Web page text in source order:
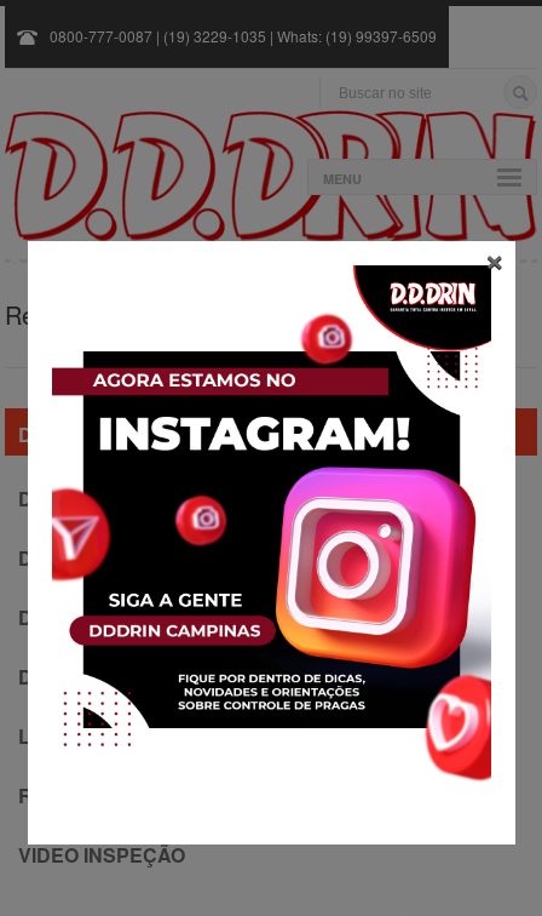
0800-777-0087 | (19) 3229-1035 | Whats: (19) 99397-6509
MENU
Repelência de pombos
DEDETIZAÇÃO
DESCUPINIZAÇÃO
DESRATIZAÇÃO
DESENTUPIMENTO
DESINSETIZAÇÃO
LIMPEZA DE CAIXA D’ÁGUA
REPELÊNCIA DE POMBOS
VIDEO INSPEÇÃO
×